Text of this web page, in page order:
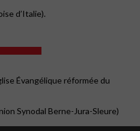
d’Italie).
Évangélique réformée du
Synodal Berne-Jura-Sleure)